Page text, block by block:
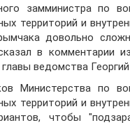
замминистра по
территорий и
довольно
в комментарии
ведомства Георгий
Министерства по
территорий и
чтобы